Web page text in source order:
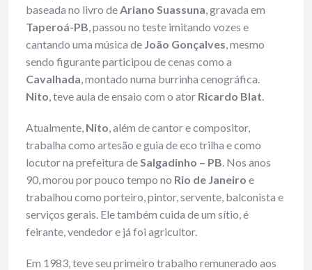
baseada no livro deAriano Suassuna, gravada em
Taperoá-PB, passou no teste imitando vozes e
cantando uma música de João Gonçalves, mesmo
sendo figurante participou de cenas como a
Cavalhada, montado numa burrinha cenográfica.
Nito, teve aula de ensaio com o ator Ricardo Blat.
Atualmente, Nito, além de cantor e compositor,
trabalha como artesão e guia de eco trilha e como
locutor na prefeitura deSalgadinho – PB. Nos anos
90, morou por pouco tempo no Rio de Janeiro e
trabalhou como porteiro, pintor, servente, balconista e
serviços gerais. Ele também cuida de um sítio, é
feirante, vendedor e já foi agricultor.
Em 1983, teve seu primeiro trabalho remunerado aos